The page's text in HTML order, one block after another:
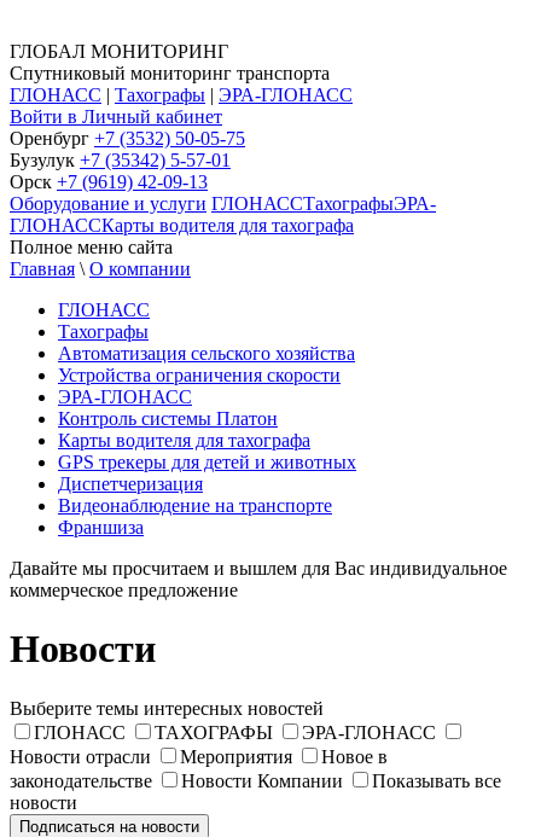
ГЛОБАЛ МОНИТОРИНГ
Спутниковый мониторинг транспорта
ГЛОНАСС | Тахографы | ЭРА-ГЛОНАСС
Войти в Личный кабинет
Оренбург +7 (3532) 50-05-75
Бузулук +7 (35342) 5-57-01
Орск +7 (9619) 42-09-13
Оборудование и услуги ГЛОНАССТахографыЭРА-
ГЛОНАССКарты водителя для тахографа
Полное меню сайта
Главная \ О компании
ГЛОНАСС
Тахографы
Автоматизация сельского хозяйства
Устройства ограничения скорости
ЭРА-ГЛОНАСС
Контроль системы Платон
Карты водителя для тахографа
GPS трекеры для детей и животных
Диспетчеризация
Видеонаблюдение на транспорте
Франшиза
Давайте мы просчитаем и вышлем для Вас индивидуальное
коммерческое предложение
Новости
Выберите темы интересных новостей
ГЛОНАСС
ТАХОГРАФЫ
ЭРА-ГЛОНАСС
Новости отрасли
Мероприятия
Новое в
законодательстве
Новости Компании
Показывать все
новости
Подписаться на новости